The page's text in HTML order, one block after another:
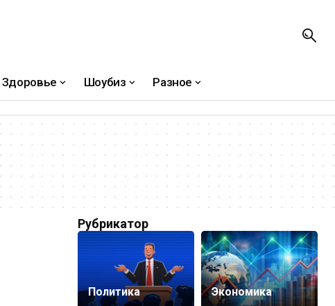
Здоровье Шоубиз Разное
Рубрикатор
Политика Экономика